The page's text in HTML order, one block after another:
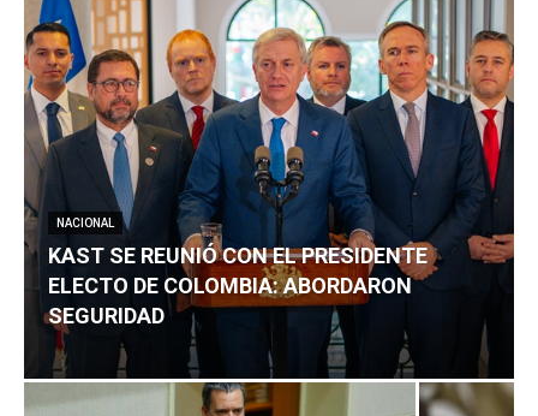
NACIONAL
KAST SE REUNIÓ CON EL PRESIDENTE
ELECTO DE COLOMBIA: ABORDARON
SEGURIDAD